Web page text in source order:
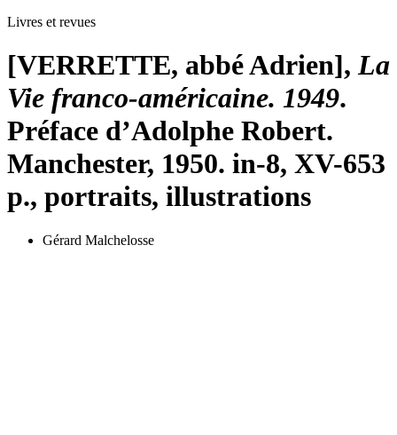
Livres et revues
[VERRETTE, abbé Adrien], La
Vie franco-américaine. 1949.
Préface d’Adolphe Robert.
Manchester, 1950. in-8, XV-653
p., portraits, illustrations
Gérard Malchelosse